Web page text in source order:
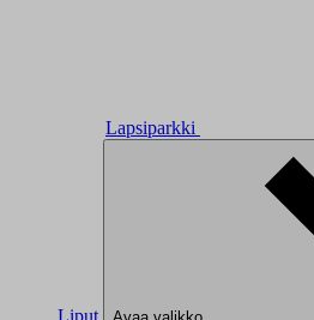
Lapsiparkki
Liput